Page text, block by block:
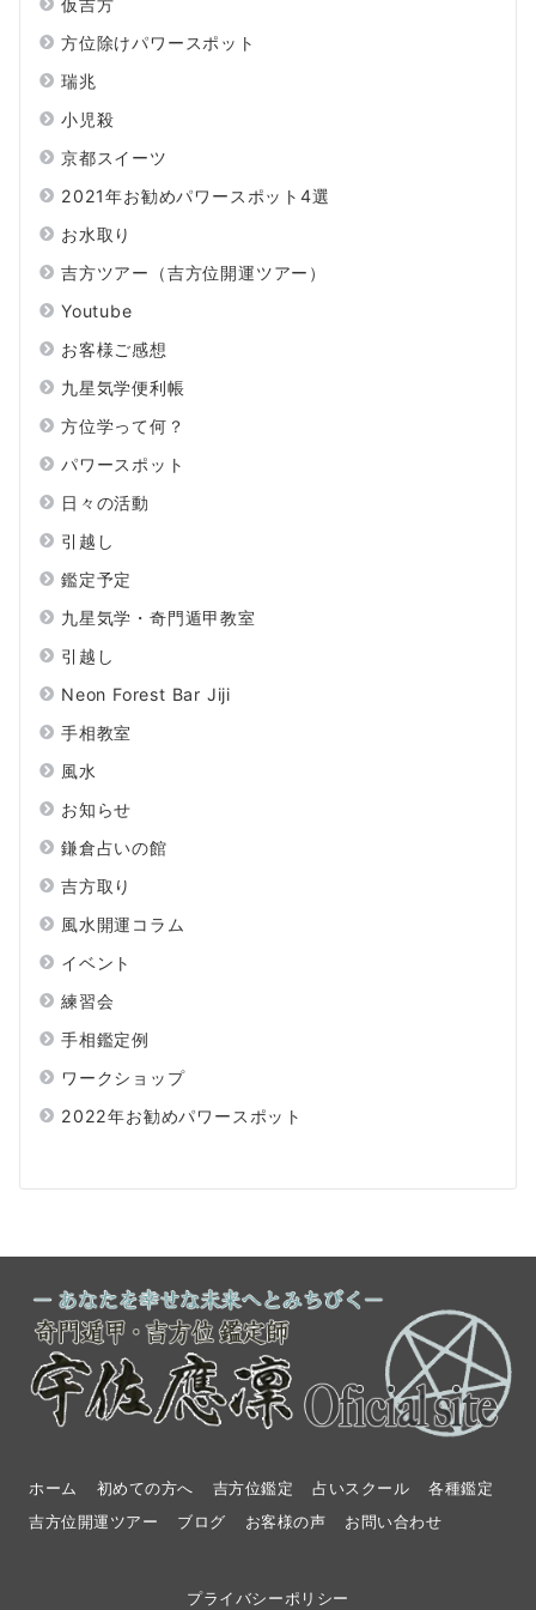
方位除けパワースポット
瑞兆
小児殺
京都スイーツ
2021年お勧めパワースポット4選
お水取り
吉方ツアー（吉方位開運ツアー）
Youtube
お客様ご感想
九星気学便利帳
方位学って何？
パワースポット
日々の活動
引越し
鑑定予定
九星気学・奇門遁甲教室
引越し
Neon Forest Bar Jiji
手相教室
風水
お知らせ
鎌倉占いの館
吉方取り
風水開運コラム
イベント
練習会
手相鑑定例
ワークショップ
2022年お勧めパワースポット
ホーム 初めての方へ 吉方位鑑定 占いスクール
各種鑑定
吉方位開運ツアー
ブログ お客様の声 お問い合わせ
プライバシーポリシー